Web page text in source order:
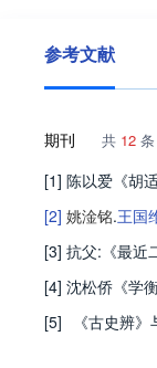
参考文献
期刊 共 12 条
[1] 陈以爱《胡
[2] 姚淦铭.王国
[3] 抗父:《最近
[4] 沈松侨《学
[5]
《古史辨